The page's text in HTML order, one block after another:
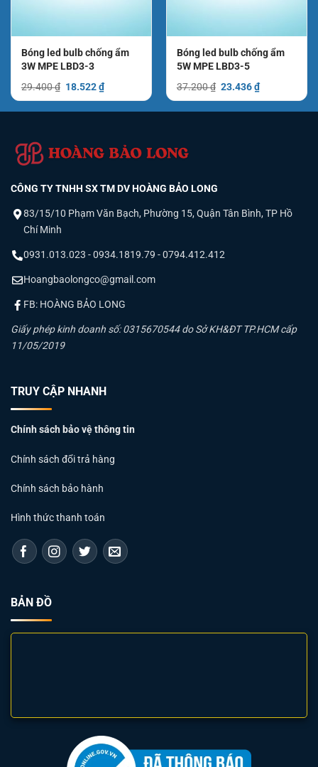
Zalo : 0931 013 023
Facebook: Hoàng Bảo Long
Mail: hoangbaolongco@gmail.com
Bóng led bulb chống ẩm
3W MPE LBD3-3
29.400₫ Giá
là:
29.400 ₫.
18.522₫Giá
hiện
tại
là:
Bóng led bulb chống ẩm
5W MPE LBD3-5
37.200₫ Giá
là:
37.200 ₫.
23.436₫Giá
hiện
tại
là:
CÔNG TY TNHH SX TM DV HOÀNG BẢO LONG
83/15/10 Phạm Văn Bạch, Phường 15, Quận Tân Bình, TP Hồ
Chí Minh
0931.013.023 - 0934.1819.79 - 0794.412.412
Hoangbaolongco@gmail.com
FB: HOÀNG BẢO LONG
Giấy phép kinh doanh số: 0315670544 do Sở KH&ĐT TP.HCM cấp
11/05/2019
TRUY CẬP NHANH
Chính sách bảo vệ thông tin
Chính sách đổi trả hàng
Chính sách bảo hành
Hình thức thanh toán
BẢN ĐỒ